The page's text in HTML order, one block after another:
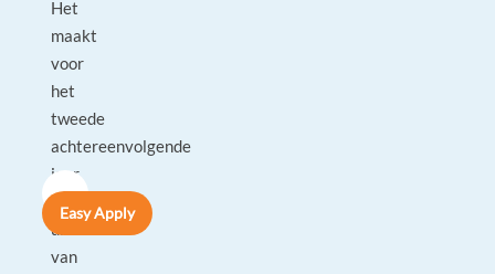
Het
maakt
voor
het
tweede
achtereenvolgende
jaar
deel
uit
van
Easy Apply